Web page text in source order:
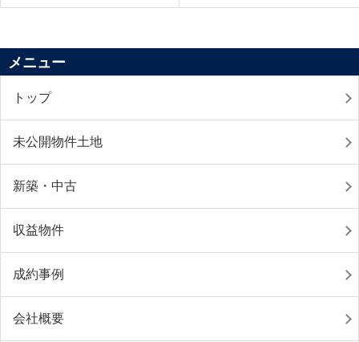
メニュー
トップ
未公開物件土地
新築・中古
収益物件
成約事例
会社概要